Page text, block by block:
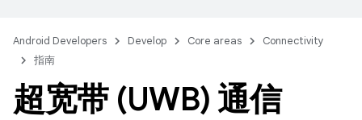
Android Developers Develop Core areas
Connectivity
指南
超宽带 (UWB) 通信